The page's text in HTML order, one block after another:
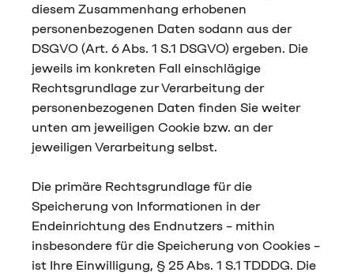
diesem Zusammenhang erhobenen
personenbezogenen Daten sodann aus der
DSGVO (Art. 6 Abs. 1 S.1 DSGVO) ergeben. Die
jeweils im konkreten Fall einschlägige
Rechtsgrundlage zur Verarbeitung der
personenbezogenen Daten finden Sie weiter
unten am jeweiligen Cookie bzw. an der
jeweiligen Verarbeitung selbst.
Die primäre Rechtsgrundlage für die
Speicherung von Informationen in der
Endeinrichtung des Endnutzers – mithin
insbesondere für die Speicherung von Cookies –
ist Ihre Einwilligung, § 25 Abs. 1 S.1 TDDDG. Die